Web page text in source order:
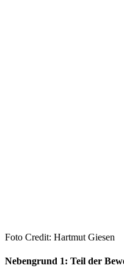
Foto Credit: Hartmut Giesen
Nebengrund 1: Teil der